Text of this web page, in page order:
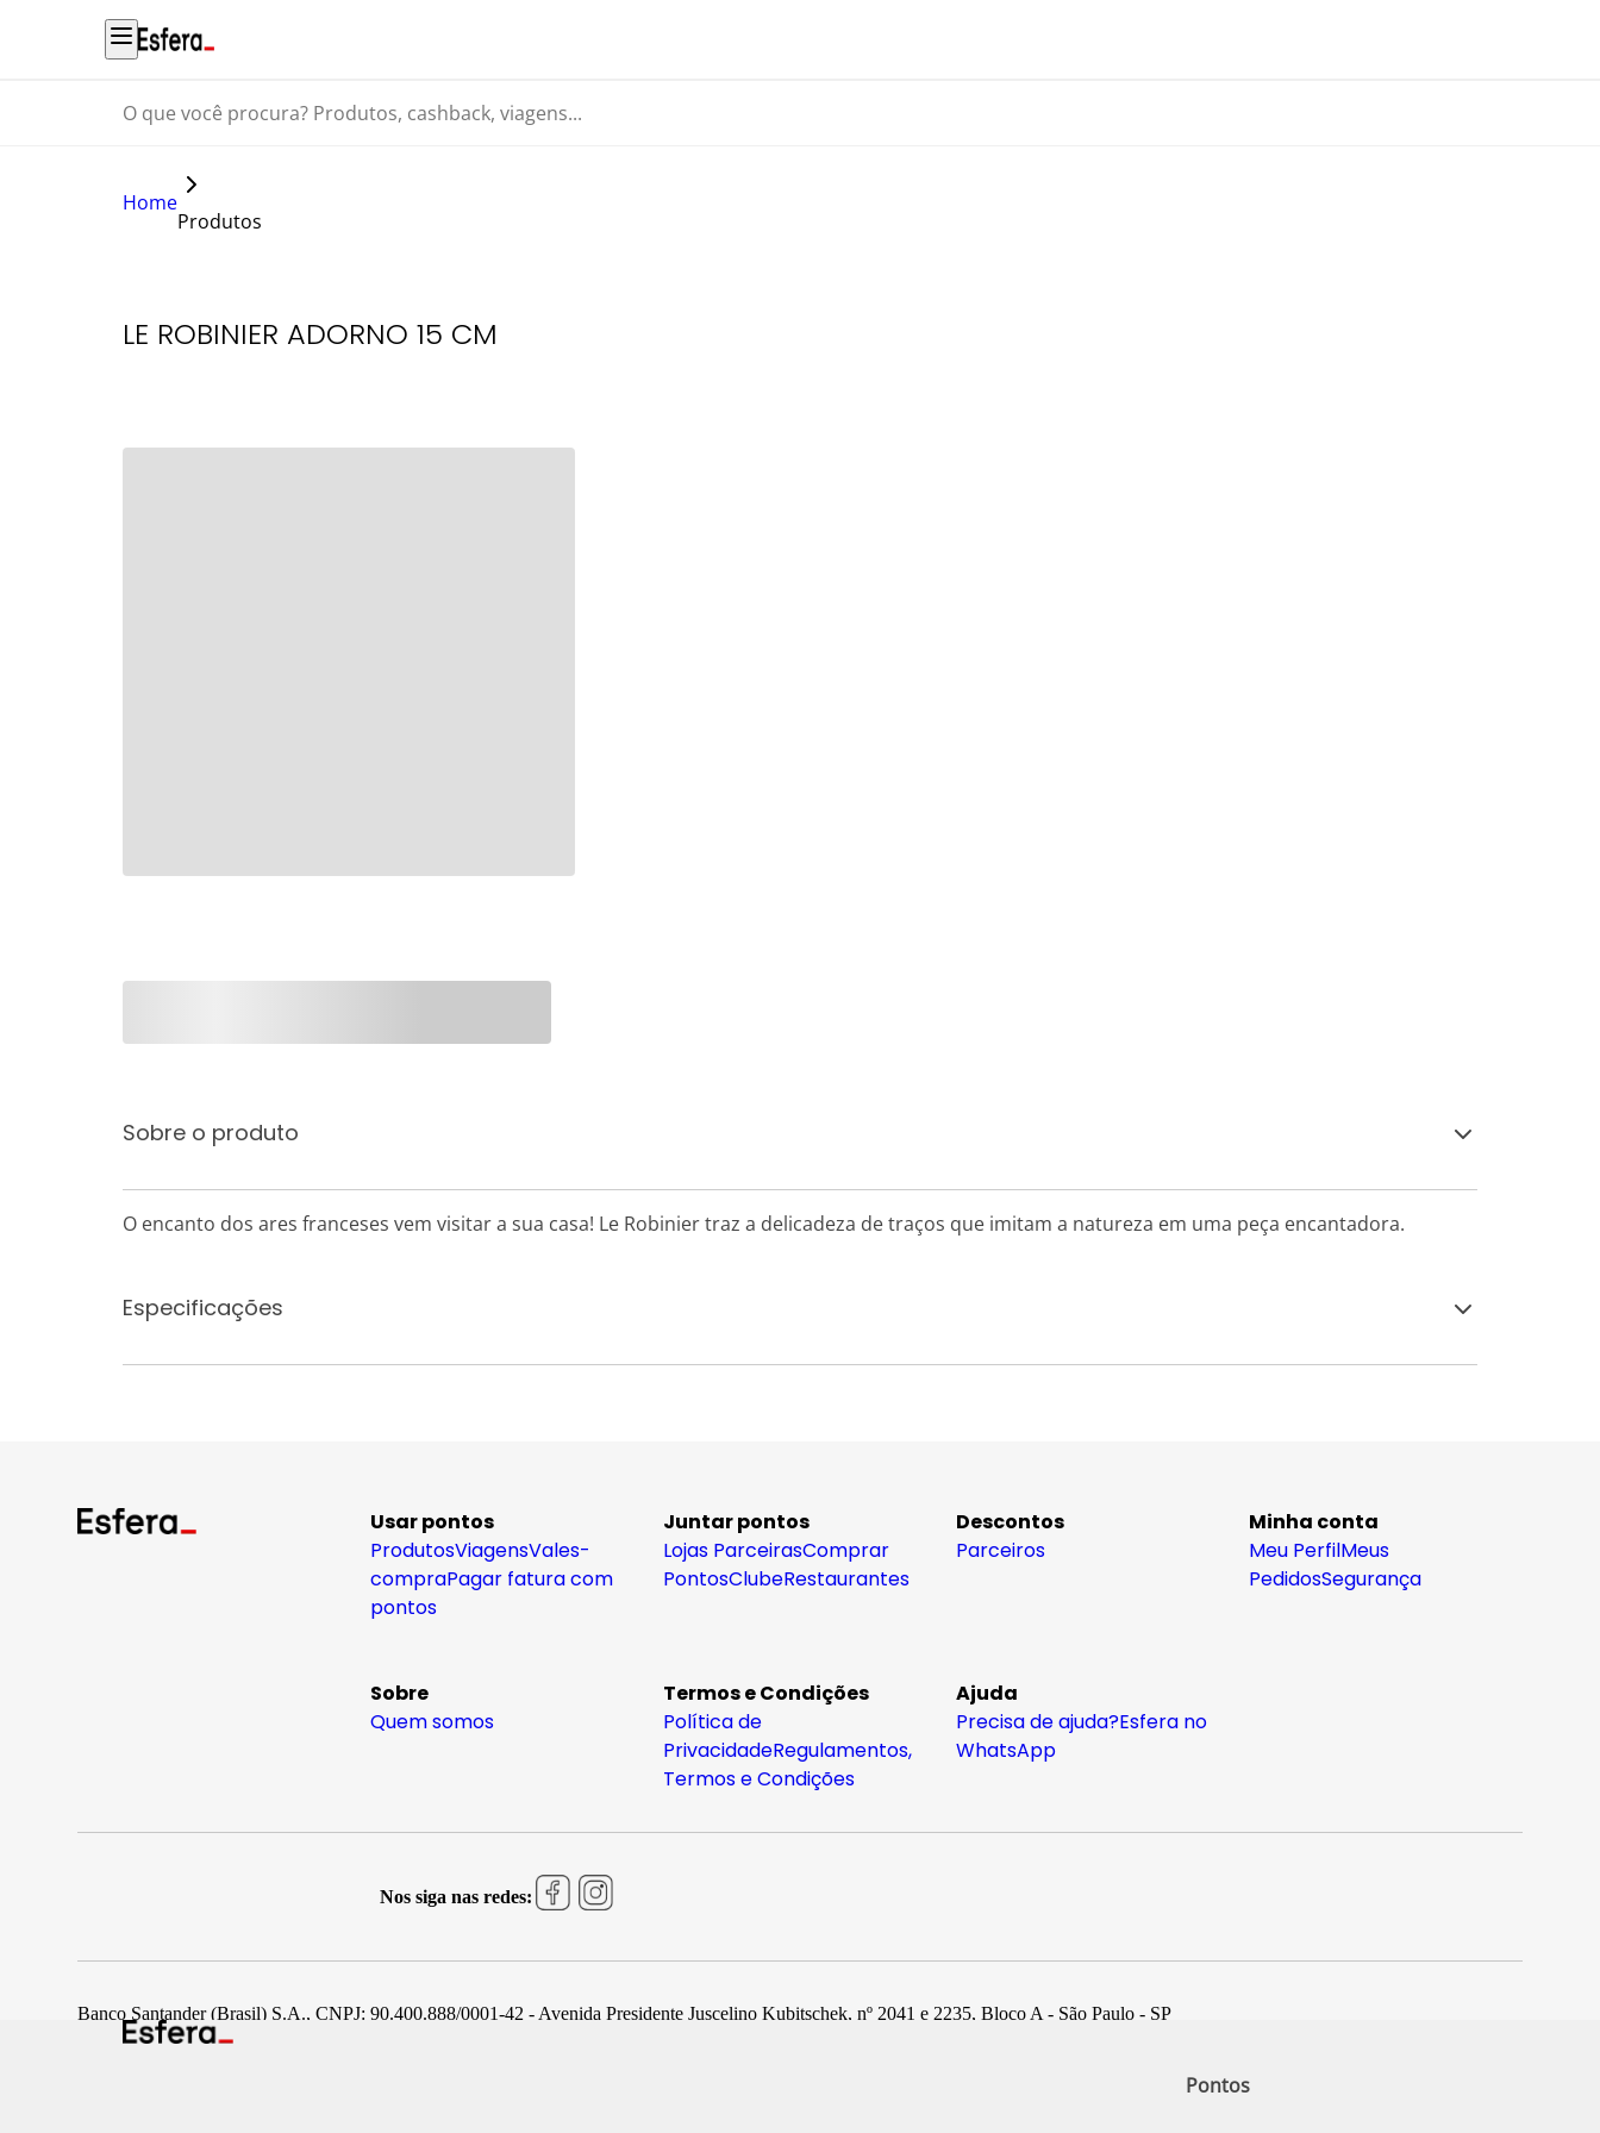
Pontos
O que você procura? Produtos, cashback, viagens...
Home
Produtos
LE ROBINIER ADORNO 15 CM
Sobre o produto
O encanto dos ares franceses vem visitar a sua casa! Le Robinier traz a delicadeza de traços que imitam a natureza em uma peça encantadora.
Especificações
Usar pontos
ProdutosViagensVales-
compraPagar fatura com
pontos
Juntar pontos
Lojas ParceirasComprar
PontosClubeRestaurantes
Descontos
Parceiros
Minha conta
Meu PerfilMeus
PedidosSegurança
Sobre
Quem somos
Termos e Condições
Política de
PrivacidadeRegulamentos,
Termos e Condições
Ajuda
Precisa de ajuda?Esfera no
WhatsApp
Nos siga nas redes:
Banco Santander (Brasil) S.A., CNPJ: 90.400.888/0001-42 - Avenida Presidente Juscelino Kubitschek, nº 2041 e 2235, Bloco A - São Paulo - SP